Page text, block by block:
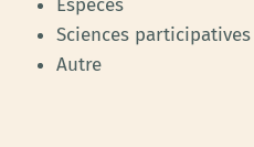
Espèces
Sciences participatives
Autre